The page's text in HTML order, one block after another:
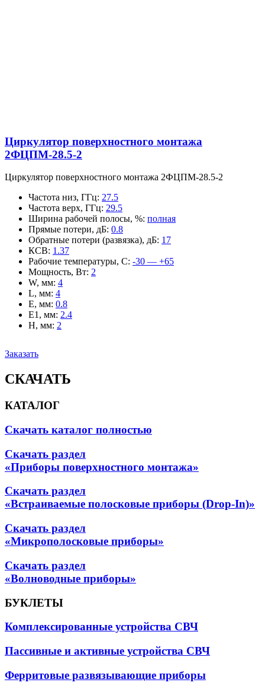
Циркулятор поверхностного монтажа
2ФЦПМ-28.5-2
Циркулятор поверхностного монтажа 2ФЦПМ-28.5-2
Частота низ, ГГц: 27.5
Частота верх, ГГц: 29.5
Ширина рабочей полосы, %: полная
Прямые потери, дБ: 0.8
Обратные потери (развязка), дБ: 17
КСВ: 1.37
Рабочие температуры, С: -30 — +65
Мощность, Вт: 2
W, мм: 4
L, мм: 4
E, мм: 0.8
E1, мм: 2.4
H, мм: 2
Заказать
СКАЧАТЬ
КАТАЛОГ
Скачать каталог полностью
Скачать раздел
«Приборы поверхностного монтажа»
Скачать раздел
«Встраиваемые полосковые приборы (Drop-In)»
Скачать раздел
«Микрополосковые приборы»
Скачать раздел
«Волноводные приборы»
БУКЛЕТЫ
Комплексированные устройства СВЧ
Пассивные и активные устройства СВЧ
Ферритовые развязывающие приборы